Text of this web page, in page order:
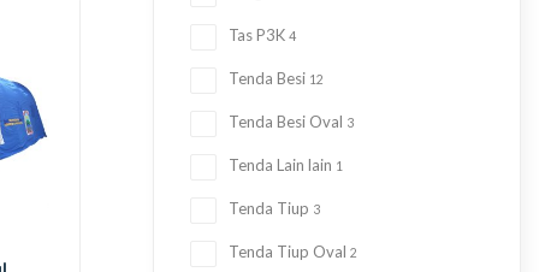
Tas P3K 4
Tenda Besi 12
Tenda Besi Oval 3
Tenda Lain lain 1
Tenda Tiup 3
Tenda Tiup Oval 2